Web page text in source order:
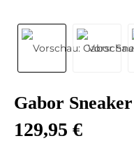
Gabor
129,95 €